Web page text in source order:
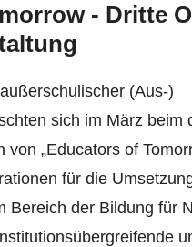
- Dritte
(Aus-)
sich im März beim
„Educators of
für die
Bereich der Bildung für